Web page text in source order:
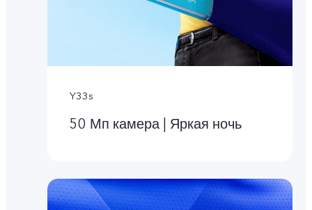
Y33s
50 Мп камера | Яркая ночь